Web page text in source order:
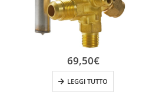
69,50€
LEGGI TUTTO